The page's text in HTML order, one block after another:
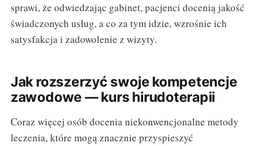
sprawi, że odwiedzając gabinet, pacjenci docenią jakość
świadczonych usług, a co za tym idzie, wzrośnie ich
satysfakcja i zadowolenie z wizyty.
Jak rozszerzyć swoje kompetencje
zawodowe — kurs hirudoterapii
Coraz więcej osób docenia niekonwencjonalne metody
leczenia, które mogą znacznie przyspieszyć